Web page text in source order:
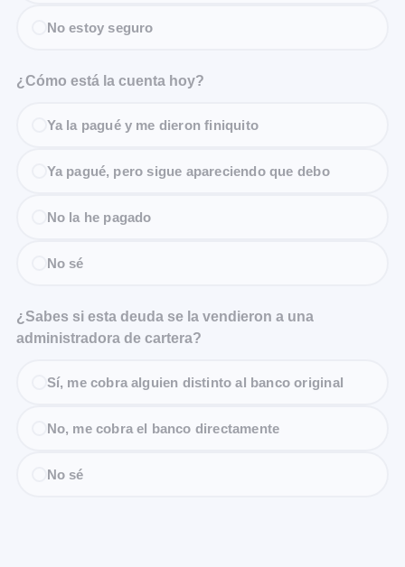
No estoy seguro
¿Cómo está la cuenta hoy?
Ya la pagué y me dieron finiquito
Ya pagué, pero sigue apareciendo que debo
No la he pagado
No sé
¿Sabes si esta deuda se la vendieron a una
administradora de cartera?
Sí, me cobra alguien distinto al banco original
No, me cobra el banco directamente
No sé